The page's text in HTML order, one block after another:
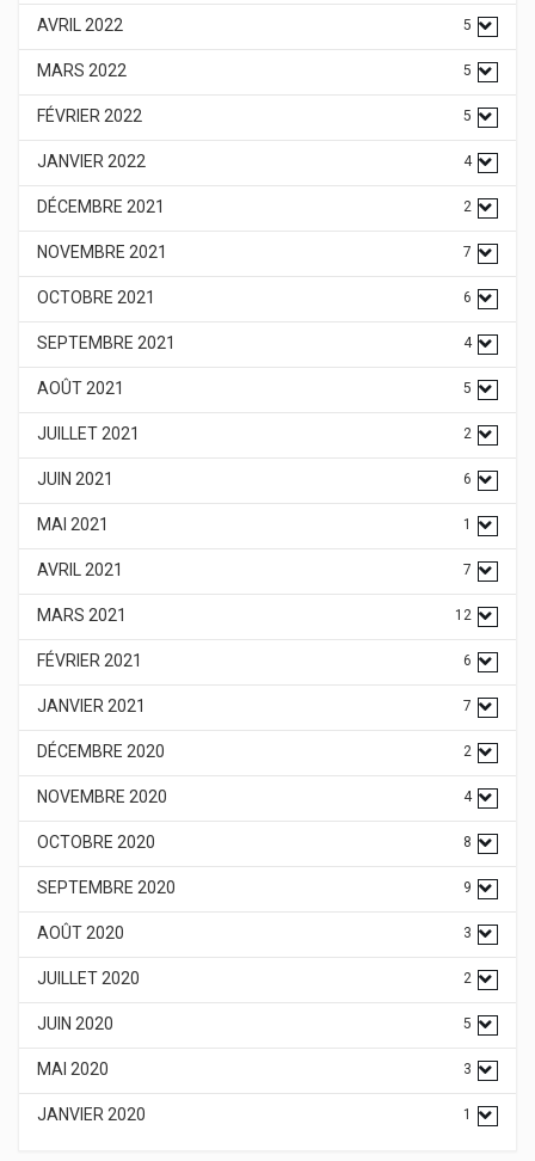
AVRIL 2022 5
MARS 2022 5
FÉVRIER 2022 5
JANVIER 2022 4
DÉCEMBRE 2021 2
NOVEMBRE 2021 7
OCTOBRE 2021 6
SEPTEMBRE 2021 4
AOÛT 2021 5
JUILLET 2021 2
JUIN 2021 6
MAI 2021 1
AVRIL 2021 7
MARS 2021 12
FÉVRIER 2021 6
JANVIER 2021 7
DÉCEMBRE 2020 2
NOVEMBRE 2020 4
OCTOBRE 2020 8
SEPTEMBRE 2020 9
AOÛT 2020 3
JUILLET 2020 2
JUIN 2020 5
MAI 2020 3
JANVIER 2020 1